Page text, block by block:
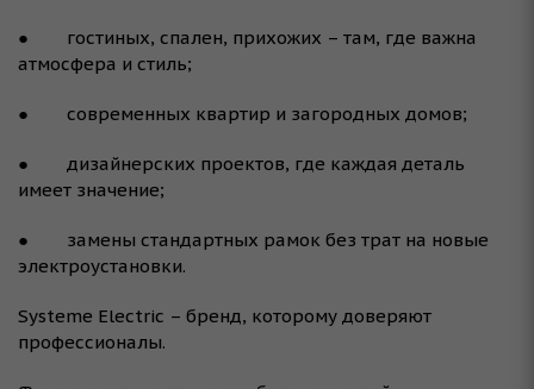
● гостиных, спален, прихожих – там, где важна
атмосфера и стиль;
● современных квартир и загородных домов;
● дизайнерских проектов, где каждая деталь
имеет значение;
● замены стандартных рамок без трат на новые
электроустановки.
Systeme Electric – бренд, которому доверяют
профессионалы.